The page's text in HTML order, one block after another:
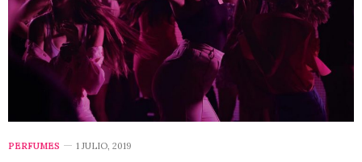
PERFUMES 1 JULIO, 2019